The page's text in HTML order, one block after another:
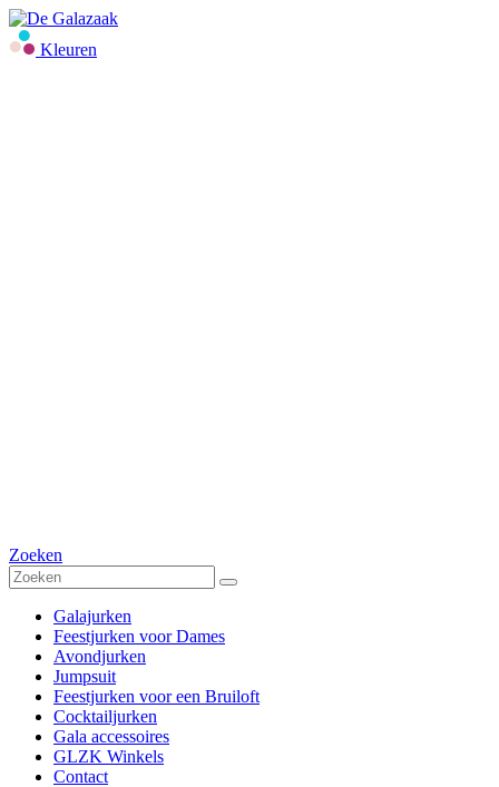
Kleuren
Zoeken
Galajurken
Feestjurken voor Dames
Avondjurken
Jumpsuit
Feestjurken voor een Bruiloft
Cocktailjurken
Gala accessoires
GLZK Winkels
Contact